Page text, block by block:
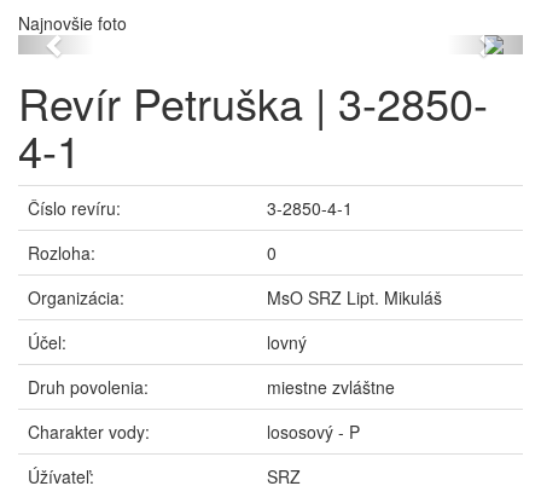
Najnovšie foto
Previous Next
Revír Petruška | 3-2850-
4-1
Číslo revíru:
3-2850-4-1
Rozloha:
0
Organizácia:
MsO SRZ Lipt. Mikuláš
Účel:
lovný
Druh povolenia:
miestne zvláštne
Charakter vody:
lososový - P
Úžívateľ:
SRZ